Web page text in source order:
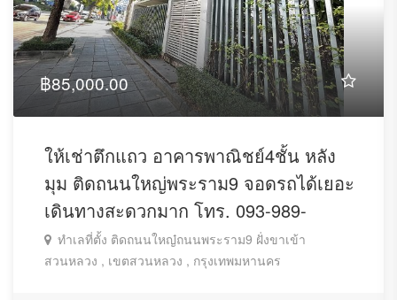
฿85,000.00
ให้เช่าตึกแถว อาคารพาณิชย์4ชั้น หลัง
มุม ติดถนนใหญ่พระราม9 จอดรถได้เยอะ
เดินทางสะดวกมาก โทร. 093-989-
ทำเลที่ตั้ง ติดถนนใหญ๋ถนนพระราม9 ฝั่งขาเข้า
สวนหลวง , เขตสวนหลวง , กรุงเทพมหานคร
I3saimบริการรับทำ seoด้วยทีมงานมืออาชีพ
Helpful Links
Login
My Account
Add Property
Pricing
Privacy Policy
FAQ
Our Agents
How It Works
Contact